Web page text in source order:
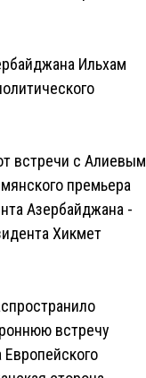
Ильхам
встречи с Алиевым
премьера
Азербайджана -
Хикмет
встречу